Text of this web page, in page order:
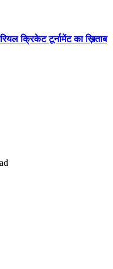
क्रिकेट टूर्नामेंट का ख़िताब